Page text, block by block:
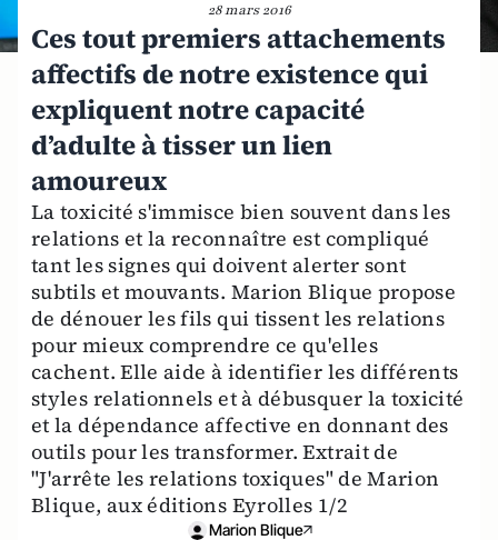
28 mars 2016
Ces tout premiers attachements
affectifs de notre existence qui
expliquent notre capacité
d’adulte à tisser un lien
amoureux
La toxicité s'immisce bien souvent dans les
relations et la reconnaître est compliqué
tant les signes qui doivent alerter sont
subtils et mouvants. Marion Blique propose
de dénouer les fils qui tissent les relations
pour mieux comprendre ce qu'elles
cachent. Elle aide à identifier les différents
styles relationnels et à débusquer la toxicité
et la dépendance affective en donnant des
outils pour les transformer. Extrait de
"J'arrête les relations toxiques" de Marion
Blique, aux éditions Eyrolles 1/2
Marion Blique